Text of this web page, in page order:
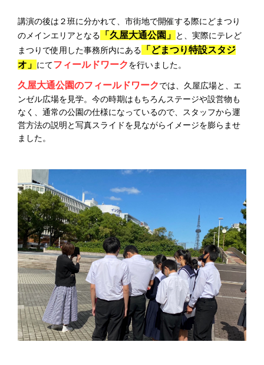
講演の後は２班に分かれて、市街地で開催する際にどまつり
のメインエリアとなる 「久屋大通公園」
と、実際にテレど
まつりで使用した事務所内にある 「どまつり特設スタジ
オ」 にてフィールドワークを行いました。
久屋大通公園のフィールドワークでは、久屋広場と、エ
ンゼル広場を見学。今の時期はもちろんステージや設営物も
なく、通常の公園の仕様になっているので、スタッフから運
営方法の説明と写真スライドを見ながらイメージを膨らませ
ました。